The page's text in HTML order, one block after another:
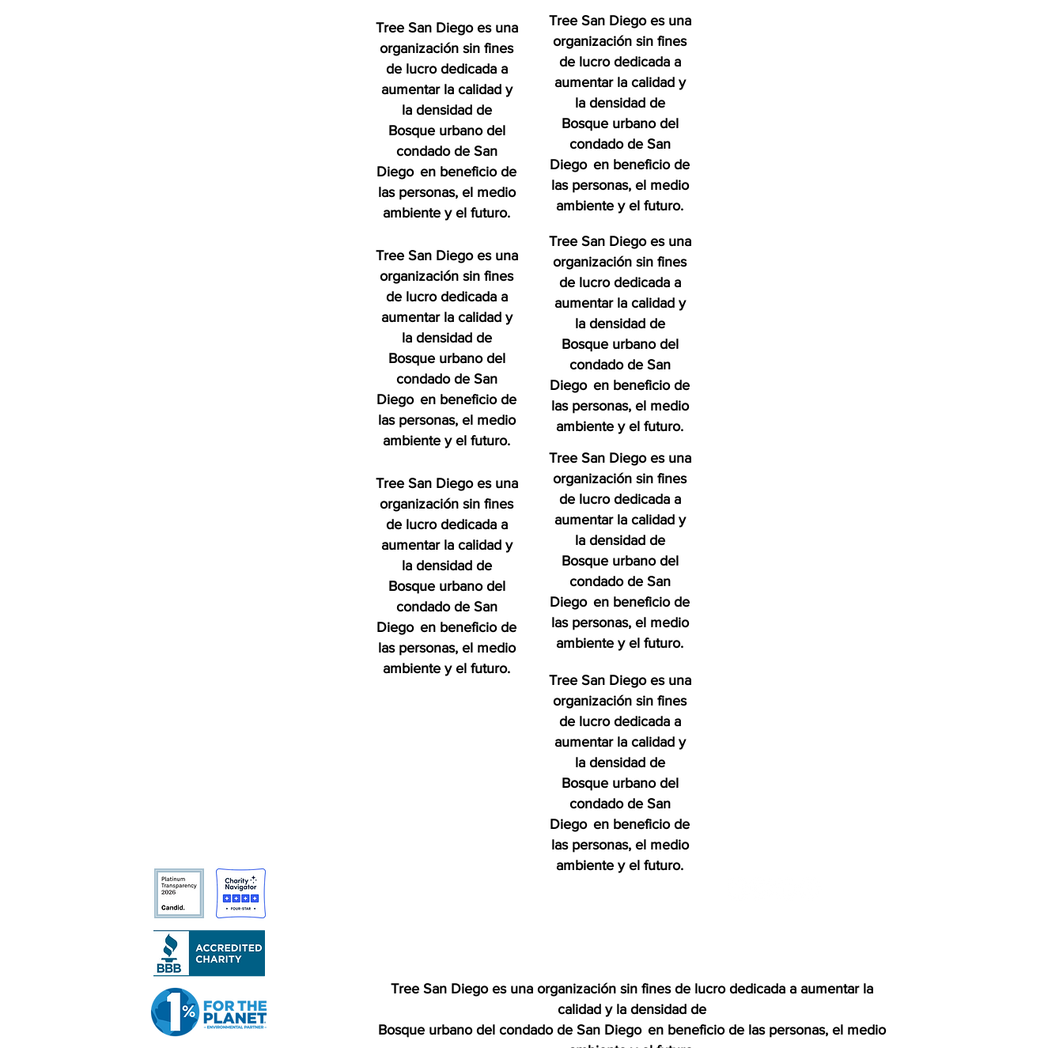
Tree San Diego es una
organización sin fines
de lucro dedicada a
aumentar la calidad y
la densidad de
Bosque urbano del
condado de San
Diego en beneficio de
las personas, el medio
ambiente y el futuro.
Tree San Diego es una
organización sin fines
de lucro dedicada a
aumentar la calidad y
la densidad de
Bosque urbano del
condado de San
Diego en beneficio de
las personas, el medio
ambiente y el futuro.
Tree San Diego es una
organización sin fines
de lucro dedicada a
aumentar la calidad y
la densidad de
Bosque urbano del
condado de San
Diego en beneficio de
las personas, el medio
ambiente y el futuro.
Tree San Diego es una
organización sin fines
de lucro dedicada a
aumentar la calidad y
la densidad de
Bosque urbano del
condado de San
Diego en beneficio de
las personas, el medio
ambiente y el futuro.
Tree San Diego es una
organización sin fines
de lucro dedicada a
aumentar la calidad y
la densidad de
Bosque urbano del
condado de San
Diego en beneficio de
las personas, el medio
ambiente y el futuro.
Tree San Diego es una
organización sin fines
de lucro dedicada a
aumentar la calidad y
la densidad de
Bosque urbano del
condado de San
Diego en beneficio de
las personas, el medio
ambiente y el futuro.
Tree San Diego es una
organización sin fines
de lucro dedicada a
aumentar la calidad y
la densidad de
Bosque urbano del
condado de San
Diego en beneficio de
las personas, el medio
ambiente y el futuro.
Tree San Diego es una organización sin fines de lucro dedicada a aumentar la
calidad y la densidad de
Bosque urbano del condado de San Diego en beneficio de las personas, el medio